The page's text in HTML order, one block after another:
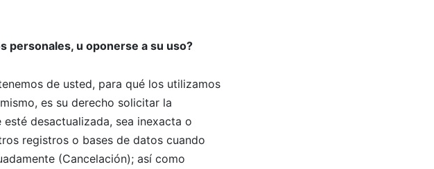
personales, u oponerse a su uso?
de usted, para qué los utilizamos
es su derecho solicitar la
desactualizada, sea inexacta o
registros o bases de datos cuando
(Cancelación); así como